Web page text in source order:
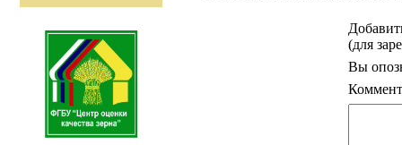
(для
Вы